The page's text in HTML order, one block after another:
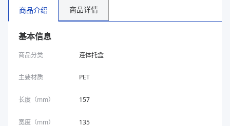
商品介绍 商品详情
基本信息
商品分类 连体托盒
主要材质 PET
长度（mm） 157
宽度（mm） 135